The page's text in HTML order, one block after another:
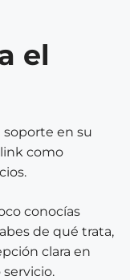
el
soporte en su
como
conocías
de qué trata,
clara en